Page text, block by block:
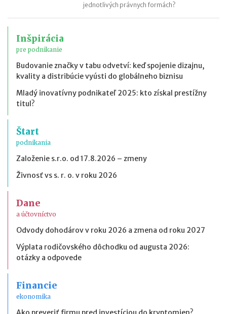
jednotlivých právnych formách?
Inšpirácia
pre podnikanie
Budovanie značky v tabu odvetví: keď spojenie dizajnu,
kvality a distribúcie vyústi do globálneho biznisu
Mladý inovatívny podnikateľ 2025: kto získal prestížny
titul?
Štart
podnikania
Založenie s.r.o. od 17.8.2026 – zmeny
Živnosť vs s. r. o. v roku 2026
Dane
a účtovníctvo
Odvody dohodárov v roku 2026 a zmena od roku 2027
Výplata rodičovského dôchodku od augusta 2026:
otázky a odpovede
Financie
ekonomika